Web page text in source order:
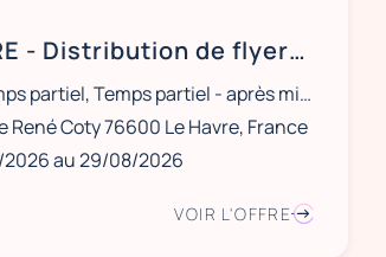
LE HAVRE - Distribution de flyers NOCIBÉ - 21 et 22 août / 28 et 29 août
CDD, Temps partiel, Temps partiel - après midi, Ponctuel
René Coty 76600 Le Havre, France
2026 au 29/08/2026
VOIR L'OFFRE